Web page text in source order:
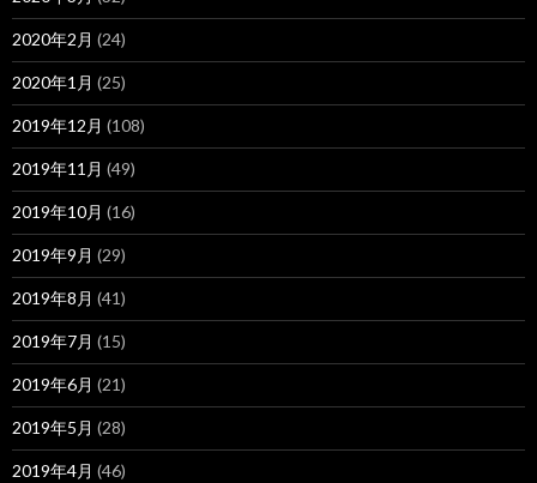
2020年2月 (24)
2020年1月 (25)
2019年12月 (108)
2019年11月 (49)
2019年10月 (16)
2019年9月 (29)
2019年8月 (41)
2019年7月 (15)
2019年6月 (21)
2019年5月 (28)
2019年4月 (46)